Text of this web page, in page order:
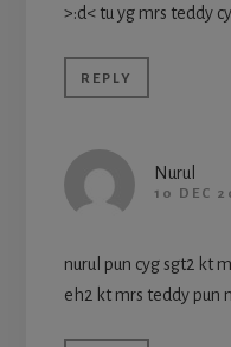
>:d< tu yg mrs teddy
REPLY
Nurul
10 DEC
nurul pun cyg sgt2 kt
eh2 kt mrs teddy pun